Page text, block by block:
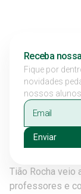
Receba
Fique por
novidades
nossos alunos.
Enviar
Tião Rocha veio
professores e